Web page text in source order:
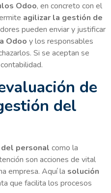
Odoo, en concreto con el
agilizar la gestión de
pueden enviar y justificar
Odoo y los responsables
Si se aceptan se
de
del
personal como la
son acciones de vital
empresa. Aquí la solución
que facilita los procesos